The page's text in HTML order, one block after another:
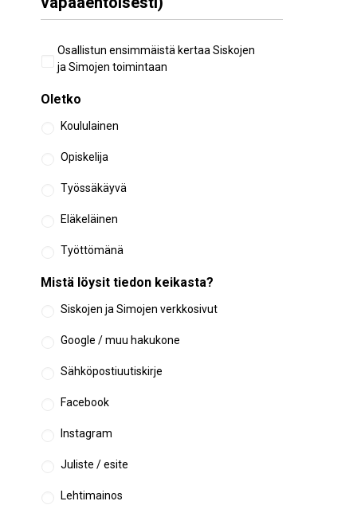
Aiempi
osallistuminen
Osallistun ensimmäistä kertaa Siskojen
ja Simojen toimintaan
Oletko
Koululainen
Opiskelija
Työssäkäyvä
Eläkeläinen
Työttömänä
Mistä löysit tiedon keikasta?
Siskojen ja Simojen verkkosivut
Google / muu hakukone
Sähköpostiuutiskirje
Facebook
Instagram
Juliste / esite
Lehtimainos